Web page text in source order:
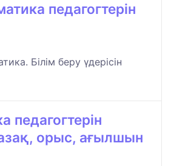
педагогтерін
Білім беру үдерісін
педагогтерін
орыс, ағылшын